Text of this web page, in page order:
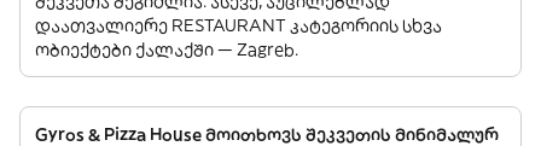
დაათვალიერე RESTAURANT კატეგორიის სხვა
ობიექტები ქალაქში — Zagreb.
Gyros & Pizza House მოითხოვს შეკვეთის მინიმალურ